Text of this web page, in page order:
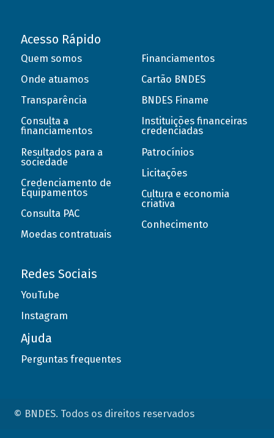
Acesso Rápido
Quem somos
Onde atuamos
Transparência
Consulta a
financiamentos
Resultados para a
sociedade
Credenciamento de
Equipamentos
Consulta PAC
Moedas contratuais
Financiamentos
Cartão BNDES
BNDES Finame
Instituições financeiras
credenciadas
Patrocínios
Licitações
Cultura e economia
criativa
Conhecimento
Redes Sociais
YouTube
Instagram
Ajuda
Perguntas frequentes
© BNDES. Todos os direitos reservados